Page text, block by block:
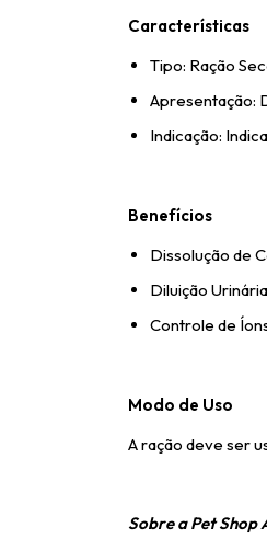
Características
Tipo: Ração
Apresentação:
Indicação:
Benefícios
Dissolução de
Diluição
Controle de
Modo de Uso
A ração deve ser
Sobre a Pet Shop